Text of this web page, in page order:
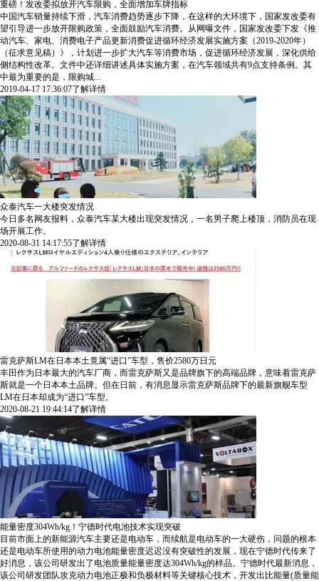
重磅！发改委拟放开汽车限购，全面增加车牌指标
中国汽车销量持续下滑，汽车消费趋势逐步下降，在这样的大环境下，国家发改委有
望引导进一步放开限购政策，全面鼓励汽车消费。从网曝文件，国家发改委下发《推
动汽车、家电、消费电子产品更新消费促进循环经济发展实施方案（2019-2020年）
（征求意见稿）》，计划进一步扩大汽车等消费市场，促进循环经济发展，深化供给
侧结构性改革。文件中还详细讲述具体实施方案，在汽车领域共有9点支持条例。其
中最为重要的是，限购城...
2019-04-17 17:36:07了解详情
众泰汽车一大楼突发情况
今日多名网友报料，众泰汽车某大楼出现突发情况，一名男子爬上楼顶，消防员在现
场开展工作。
2020-08-31 14:17:55了解详情
雷克萨斯LM在日本本土竟属“进口”车型，售价2580万日元
丰田作为日本最大的汽车厂商，而雷克萨斯又是品牌旗下的高端品牌，意味着雷克萨
斯就是一个日本本土品牌。但在日前，有消息显示雷克萨斯品牌下的最新旗舰车型
LM在日本却成为“进口”车型。
2020-08-21 19:44:14了解详情
能量密度304Wh/kg！宁德时代电池技术实现突破
目前市面上的新能源汽车主要还是电动车，而续航是电动车的一大硬伤，问题的根本
还是电动车所使用的动力电池能量密度迟迟没有突破性的发展，现在宁德时代传来了
好消息，该公司研发出了电池质量能量密度达304Wh/kg的样品。宁德时代最新消息，
该公司研发团队攻克动力电池正极和负极材料等关键核心技术，开发出比能量(质量能